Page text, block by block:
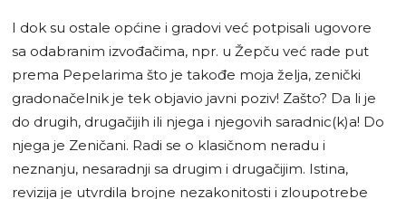
I dok su ostale općine i gradovi već potpisali ugovore
sa odabranim izvođačima, npr. u Žepču već rade put
prema Pepelarima što je takođe moja želja, zenički
gradonačelnik je tek objavio javni poziv! Zašto? Da li je
do drugih, drugačijih ili njega i njegovih saradnic(k)a! Do
njega je Zeničani. Radi se o klasičnom neradu i
neznanju, nesaradnji sa drugim i drugačijim. Istina,
revizija je utvrdila brojne nezakonitosti i zloupotrebe